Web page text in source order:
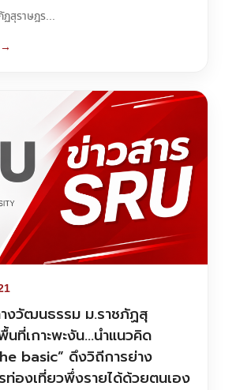
ฏสุราษฎร...
งวัฒนธรรม ม.ราชภัฏสุ
ที่เกาะพะงัน…นำแนวคิด
basic” ดึงวิถีการย่าง
ท่องเที่ยวพึ่งรายได้ด้วยตนเอง